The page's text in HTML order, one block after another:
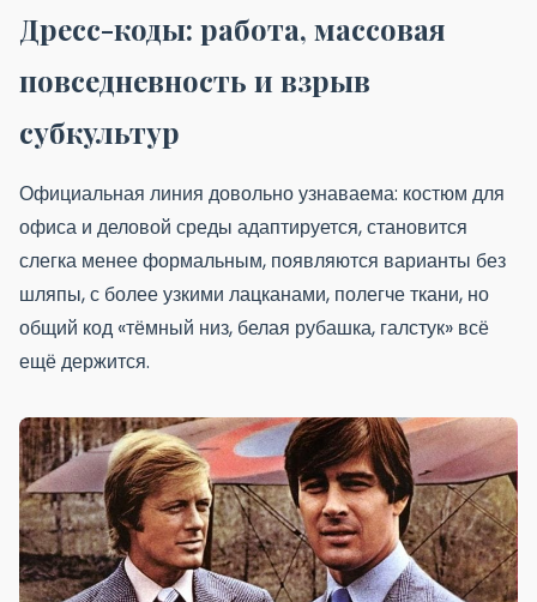
Дресс-коды: работа, массовая
повседневность и взрыв
субкультур
Официальная линия довольно узнаваема: костюм для
офиса и деловой среды адаптируется, становится
слегка менее формальным, появляются варианты без
шляпы, с более узкими лацканами, полегче ткани, но
общий код «тёмный низ, белая рубашка, галстук» всё
ещё держится.